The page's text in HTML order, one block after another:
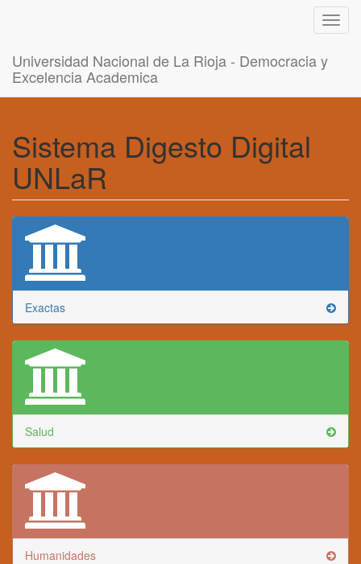
Universidad Nacional de La Rioja - Democracia y
Excelencia Academica
Sistema Digesto Digital
UNLaR
Exactas
Salud
Humanidades